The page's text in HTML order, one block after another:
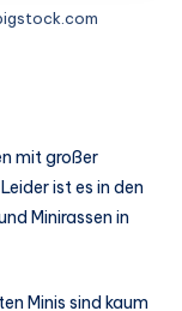
mit großer
ist es in den
Minirassen in
Minis sind kaum